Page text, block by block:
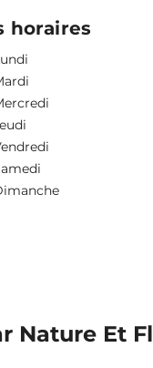
horaires
Nature Et